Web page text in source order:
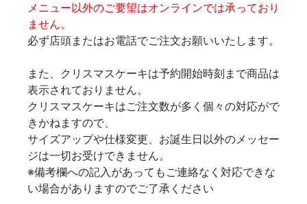
メニュー以外のご要望はオンラインでは承っており
ません。
必ず店頭またはお電話でご注文お願いいたします。
また、クリスマスケーキは予約開始時刻まで商品は
表示されておりません。
クリスマスケーキはご注文数が多く個々の対応がで
きかねますので、
サイズアップや仕様変更、お誕生日以外のメッセー
ジは一切お受けできません。
※備考欄への記入があってもご連絡なく対応できな
い場合がありますのでご了承ください